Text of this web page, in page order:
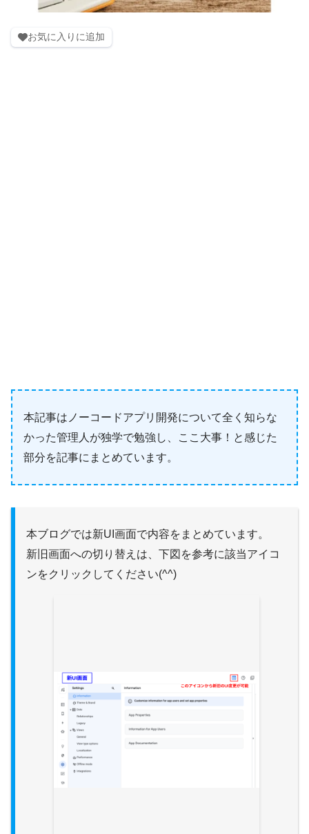
お気に入りに追加
本記事はノーコードアプリ開発について全く知らな
かった管理人が独学で勉強し、ここ大事！と感じた
部分を記事にまとめています。
本ブログでは新UI画面で内容をまとめています。
新旧画面への切り替えは、下図を参考に該当アイコ
ンをクリックしてください(^^)